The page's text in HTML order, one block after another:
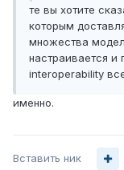
те вы хотите
которым
множества
настраивается
interoperability
именно.
Вставить ник